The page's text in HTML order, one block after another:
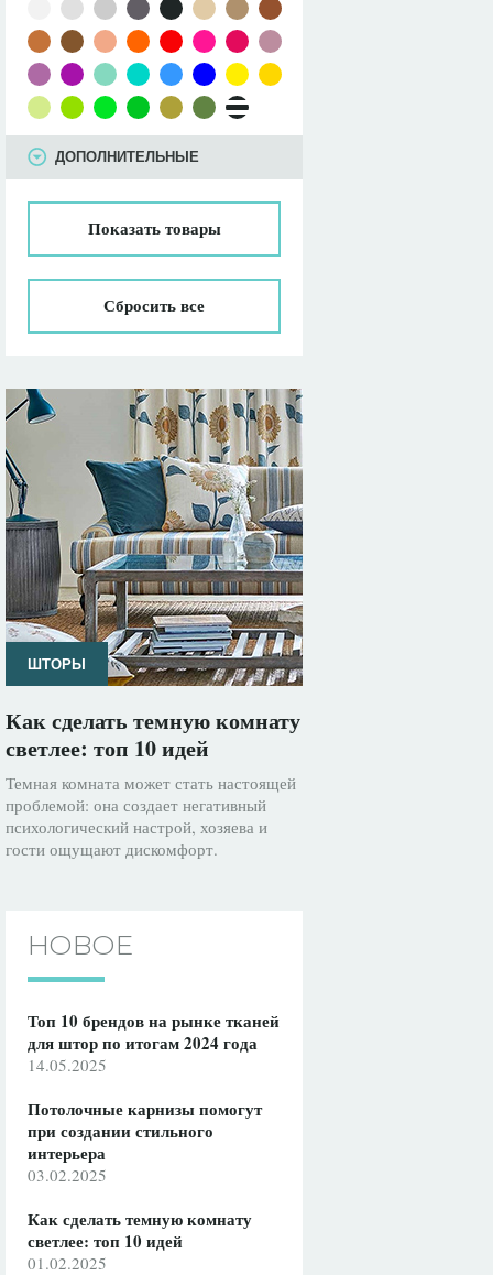
ДОПОЛНИТЕЛЬНЫЕ
Показатьтовары
Сбросить все
ШТОРЫ
Как сделать темную комнату
светлее: топ 10 идей
Темная комната может стать настоящей
проблемой: она создает негативный
психологический настрой, хозяева и
гости ощущают дискомфорт.
НОВОЕ
Топ 10 брендов на рынке тканей
для штор по итогам 2024 года
14.05.2025
Потолочные карнизы помогут
при создании стильного
интерьера
03.02.2025
Как сделать темную комнату
светлее: топ 10 идей
01.02.2025